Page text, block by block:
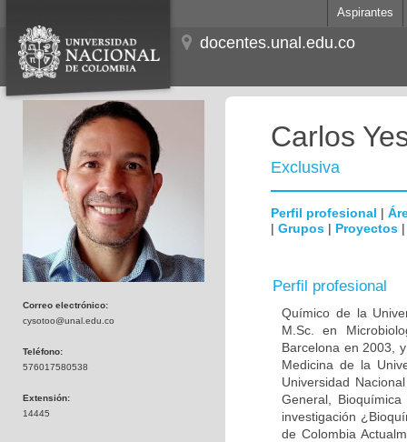
Aspirantes
docentes.unal.edu.co
Correo electrónico:
cysotoo@unal.edu.co
Teléfono:
576017580538
Extensión:
14445
Carlos
Exclusiva
Perfil profesional |
| Grupos | Proyectos
Perfil profesional
Químico de la
M.Sc. en
Barcelona en 2003,
Medicina de la
Universidad
General,
investigación
de Colombia